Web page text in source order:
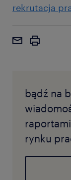
rekrutacja
bądź na
rynku